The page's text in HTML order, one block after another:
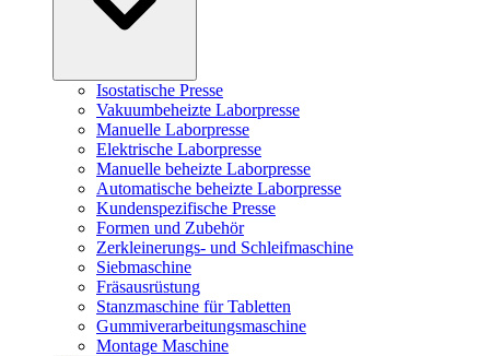
Isostatische Presse
Vakuumbeheizte Laborpresse
Manuelle Laborpresse
Elektrische Laborpresse
Manuelle beheizte Laborpresse
Automatische beheizte Laborpresse
Kundenspezifische Presse
Formen und Zubehör
Zerkleinerungs- und Schleifmaschine
Siebmaschine
Fräsausrüstung
Stanzmaschine für Tabletten
Gummiverarbeitungsmaschine
Montage Maschine